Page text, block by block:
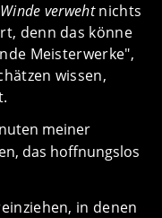
verwehtnichts
denn das könne
Meisterwerke",
wissen,
meiner
das hoffnungslos
in denen